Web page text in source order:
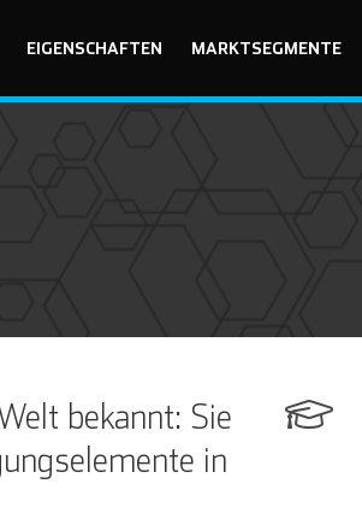
EIGENSCHAFTEN MARKTSEGMENTE
bekannt: Sie
in